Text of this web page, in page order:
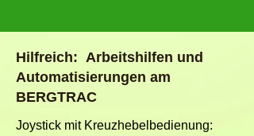
Hilfreich: Arbeitshilfen und
Automatisierungen am
BERGTRAC
Joystick mit Kreuzhebelbedienung: